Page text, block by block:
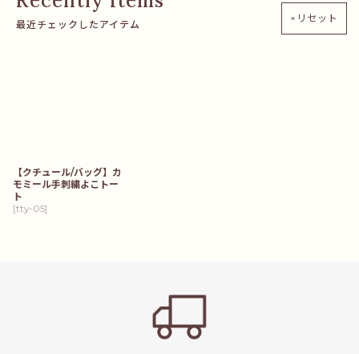
最近チェックしたアイテム
×リセット
【クチュール/バッグ】カ
モミール手刺繍よこトー
ト
[tty-05]